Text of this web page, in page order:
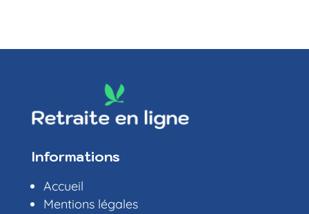
Informations
Accueil
Mentions légales